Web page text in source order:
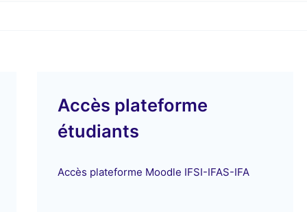
Accès plateforme
étudiants
Accès plateforme Moodle IFSI-IFAS-IFA